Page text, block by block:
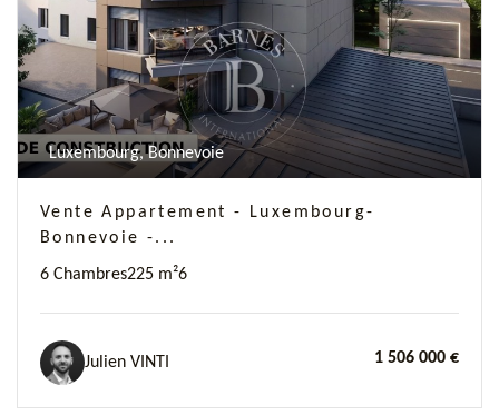
Luxembourg, Bonnevoie
Vente Appartement - Luxembourg-
Bonnevoie -...
6 Chambres225 m²6
Julien VINTI 1 506 000 €